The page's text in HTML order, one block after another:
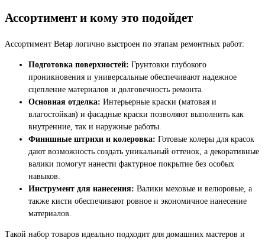
Ассортимент и кому это подойдет
Ассортимент Betap логично выстроен по этапам ремонтных работ:
Подготовка поверхностей: Грунтовки глубокого
проникновения и универсальные обеспечивают надежное
сцепление материалов и долговечность ремонта.
Основная отделка: Интерьерные краски (матовая и
влагостойкая) и фасадные краски позволяют выполнить как
внутренние, так и наружные работы.
Финишные штрихи и колеровка: Готовые колеры для красок
дают возможность создать уникальный оттенок, а декоративные
валики помогут нанести фактурное покрытие без особых
навыков.
Инструмент для нанесения: Валики меховые и велюровые, а
также кисти обеспечивают ровное и экономичное нанесение
материалов.
Такой набор товаров идеально подходит для домашних мастеров и